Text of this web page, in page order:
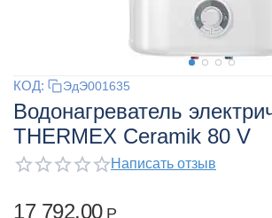
КОД: ЭдЭ001635
Водонагреватель
THERMEX Ceramik 80 V
Написать отзыв
17 792.00 Р